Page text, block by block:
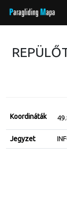
Koordináták
Jegyzet